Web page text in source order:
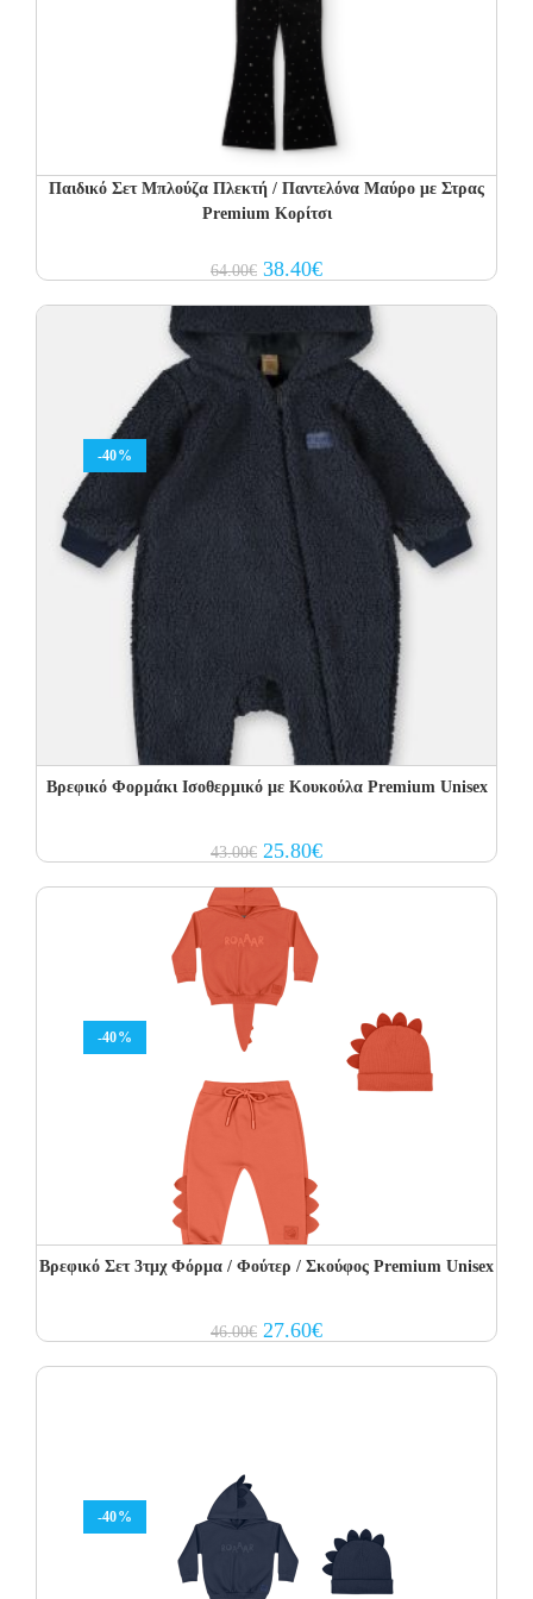
Παιδικό Σετ Μπλούζα Πλεκτή / Παντελόνα Μαύρο με Στρας
Premium Κορίτσι
64.00€ Original
price
38.40€Current
price
38.40€.
-40%
Βρεφικό Φορμάκι Ισοθερμικό με Kουκούλα Premium Unisex
43.00€ Original
price
43.00€.
25.80€Current
price
-40%
Βρεφικό Σετ 3τμχ Φόρμα / Φούτερ / Σκούφος Premium Unisex
46.00€ Original
price
27.60€Current
price
-40%